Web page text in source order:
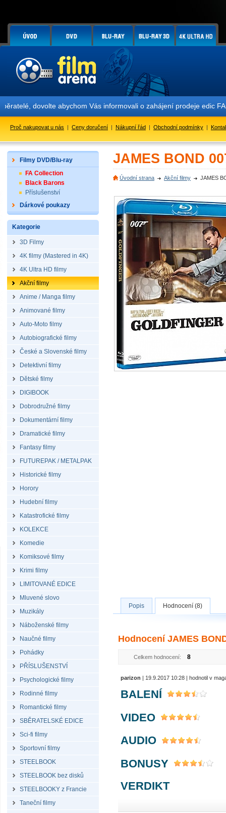
abychom Vás informovali o zahájení prodeje edic FAC #158
Proč nakupovat u nás | Ceny doručení | Nákupní řád | Obchodní podmínky |
Filmy DVD/Blu-ray
FA Collection
Black Barons
Příslušenství
Dárkové poukazy
Kategorie
3D Filmy
4K filmy (Mastered in 4K)
4K Ultra HD filmy
Akční filmy
Anime / Manga filmy
Animované filmy
Auto-Moto filmy
Autobiografické filmy
České a Slovenské filmy
Detektivní filmy
Dětské filmy
DIGIBOOK
Dobrodružné filmy
Dokumentární filmy
Dramatické filmy
Fantasy filmy
FUTUREPAK / METALPAK
Historické filmy
Horory
Hudební filmy
Katastrofické filmy
KOLEKCE
Komedie
Komiksové filmy
Krimi filmy
LIMITOVANÉ EDICE
Mluvené slovo
Muzikály
Náboženské filmy
Naučné filmy
Pohádky
PŘÍSLUŠENSTVÍ
Psychologické filmy
Rodinné filmy
Romantické filmy
SBĚRATELSKÉ EDICE
Sci-fi filmy
Sportovní filmy
STEELBOOK
STEELBOOK bez disků
STEELBOOKY z Francie
Taneční filmy
JAMES BOND
Úvodní strana Akční filmy JAMES
Popis Hodnocení (8)
Hodnocení JAMES
Celkem hodnocení: 8
parizon | 19.9.2017 10:28 | hodnotil v
BALENÍ
VIDEO
AUDIO
BONUSY
VERDIKT